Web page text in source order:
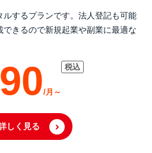
するプランです。法人登記も可能
きるので新規起業や副業に最適な
しく見る